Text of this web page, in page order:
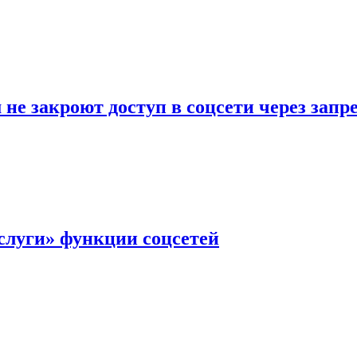
закроют доступ в соцсети через
функции соцсетей